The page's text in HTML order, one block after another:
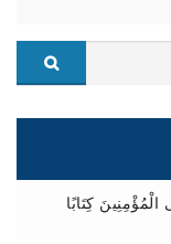
كِتَابًا